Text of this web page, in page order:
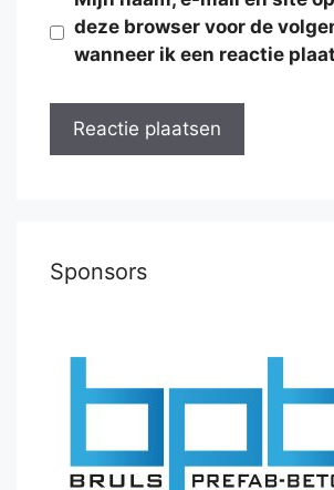
deze browser voor de
wanneer ik een reactie
Sponsors